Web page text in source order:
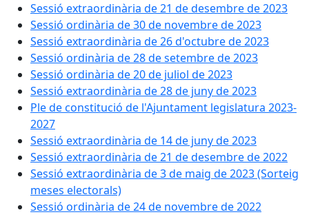
Sessió extraordinària de 21 de desembre de 2023
Sessió ordinària de 30 de novembre de 2023
Sessió extraordinària de 26 d'octubre de 2023
Sessió ordinària de 28 de setembre de 2023
Sessió ordinària de 20 de juliol de 2023
Sessió extraordinària de 28 de juny de 2023
Ple de constitució de l'Ajuntament legislatura 2023-
2027
Sessió extraordinària de 14 de juny de 2023
Sessió extraordinària de 21 de desembre de 2022
Sessió extraordinària de 3 de maig de 2023 (Sorteig
meses electorals)
Sessió ordinària de 24 de novembre de 2022